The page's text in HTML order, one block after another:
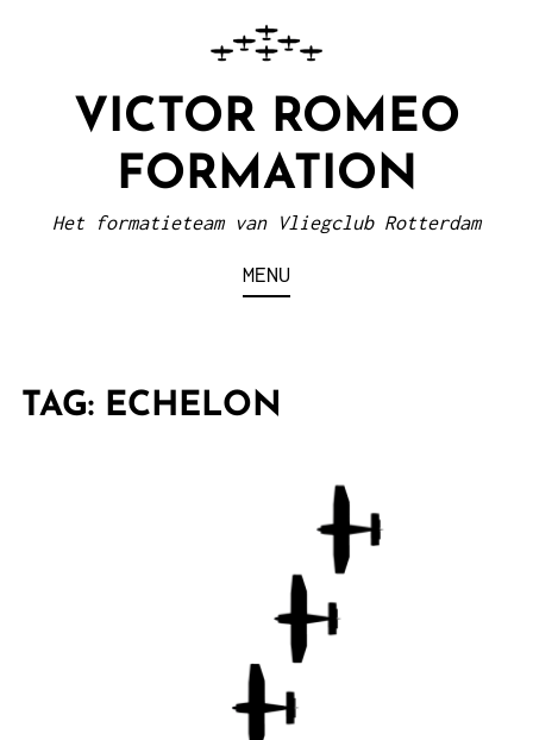
VICTOR ROMEO
FORMATION
Het formatieteam van Vliegclub Rotterdam
MENU
TAG: ECHELON